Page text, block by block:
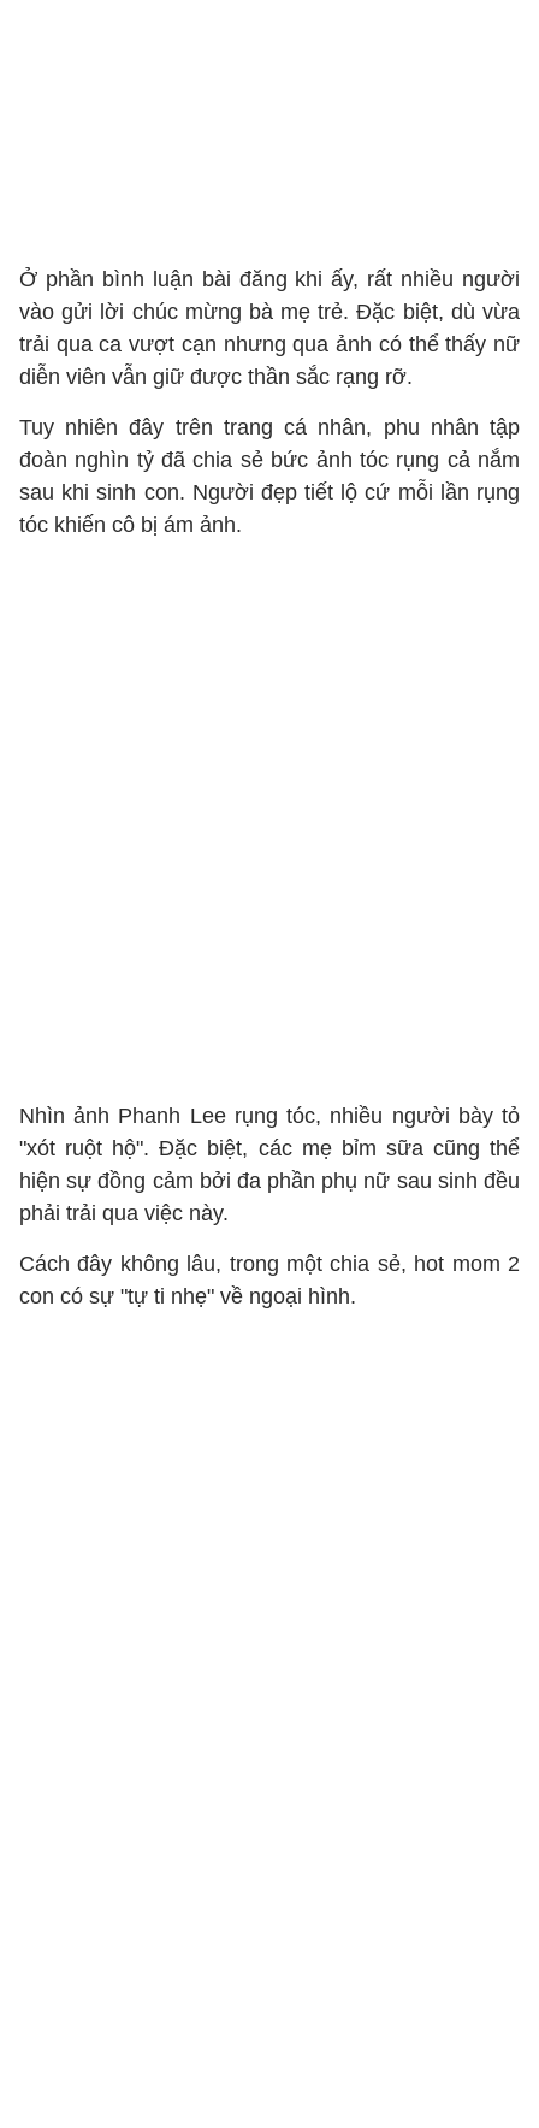
Ở phần bình luận bài đăng khi ấy, rất nhiều người
vào gửi lời chúc mừng bà mẹ trẻ. Đặc biệt, dù vừa
trải qua ca vượt cạn nhưng qua ảnh có thể thấy nữ
diễn viên vẫn giữ được thần sắc rạng rỡ.
Tuy nhiên đây trên trang cá nhân, phu nhân tập
đoàn nghìn tỷ đã chia sẻ bức ảnh tóc rụng cả nắm
sau khi sinh con. Người đẹp tiết lộ cứ mỗi lần rụng
tóc khiến cô bị ám ảnh.
Nhìn ảnh Phanh Lee rụng tóc, nhiều người bày tỏ
"xót ruột hộ". Đặc biệt, các mẹ bỉm sữa cũng thể
hiện sự đồng cảm bởi đa phần phụ nữ sau sinh đều
phải trải qua việc này.
Cách đây không lâu, trong một chia sẻ, hot mom 2
con có sự "tự ti nhẹ" về ngoại hình.